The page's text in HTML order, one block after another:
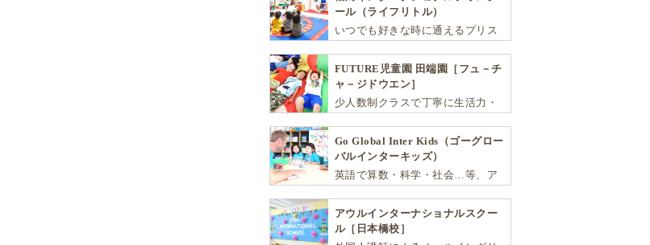
ール（ライフリトル）
いつでも好きな時に通えるプリス
性を尊重し、想像力豊かな感性、
自ら進んで学ぶこと、考える力を
育みます
FUTURE児童園 田端園［フュ－チ
ャ－ジドウエン］
少人数制クラスで丁寧に生活力・
Go Global Inter Kids（ゴーグロー
バルインターキッズ）
英語で算数・科学・社会…等、ア
的に伸ばし世界で活躍する子ども
達を育む少人数制のプリスクール
です。
アウルインターナショナルスクー
ル［日本橋校］